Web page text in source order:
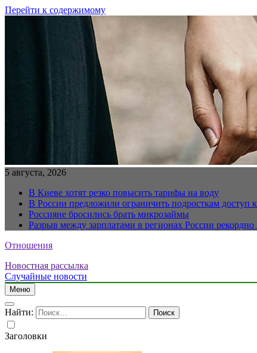
Перейти к содержимому
5 августа, 2026
В Киеве хотят резко повысить тарифы на воду
В России предложили ограничить подросткам доступ
Россияне бросились брать микрозаймы
Разрыв между зарплатами в регионах России
Отношения
Новостная рассылка
Случайные новости
Меню
Найти:
Заголовки